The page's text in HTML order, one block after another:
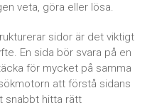
veta, göra eller lösa.
sidor är det viktigt
En sida bör svara på en
för mycket på samma
att förstå sidans
snabbt hitta rätt